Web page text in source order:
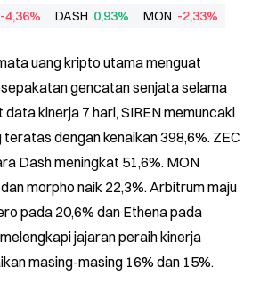
-4,36% DASH 0,93% MON -2,33%
uang kripto utama menguat
gencatan senjata selama
data kinerja 7 hari, SIREN memuncaki
dengan kenaikan 398,6%. ZEC
Dash meningkat 51,6%. MON
morpho naik 22,3%. Arbitrum maju
pada 20,6% dan Ethena pada
jajaran peraih kinerja
masing-masing 16% dan 15%.